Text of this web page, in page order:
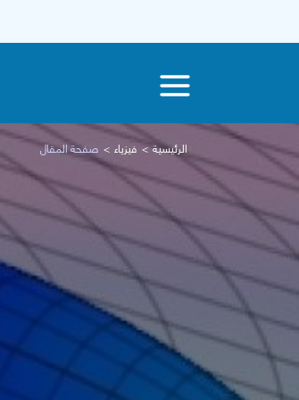
الرئيسية فيزياء صفحة المقال